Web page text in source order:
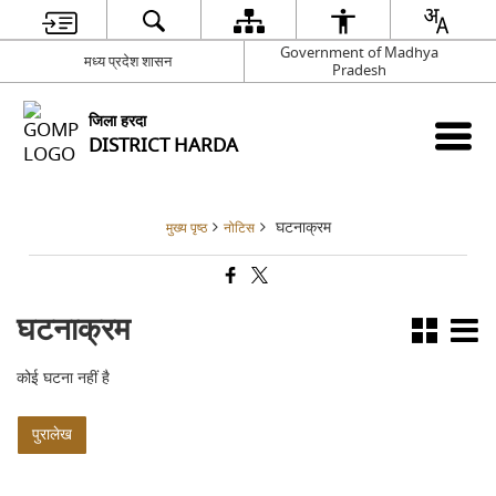
मध्य प्रदेश शासन
Government of Madhya
Pradesh
जिला हरदा
DISTRICT HARDA
मुख्य पृष्ठ नोटिस घटनाक्रम
घटनाक्रम
कोई घटना नहीं है
पुरालेख